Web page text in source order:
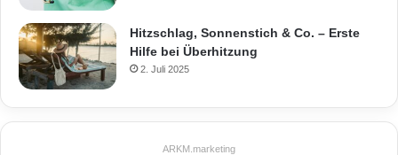
Hitzschlag, Sonnenstich & Co. – Erste
Hilfe bei Überhitzung
2. Juli 2025
ARKM.marketing